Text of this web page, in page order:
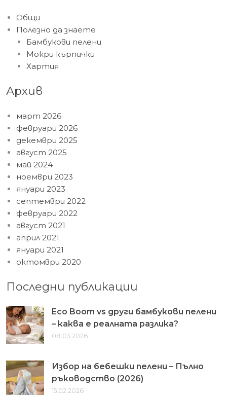
Общи
Полезно да знаете
Бамбукови пелени
Мокри кърпички
Хартия
Архив
март 2026
февруари 2026
декември 2025
август 2025
май 2024
ноември 2023
януари 2023
септември 2022
февруари 2022
август 2021
април 2021
януари 2021
октомври 2020
Последни публикации
Eco Boom vs други бамбукови пелени
– каква е реалната разлика?
08.03.2026
Избор на бебешки пелени – Пълно
ръководство (2026)
15.02.2026